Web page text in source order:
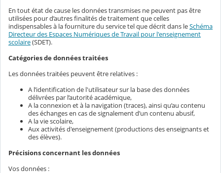
En tout état de cause les données transmises ne peuvent pas être
utilisées pour d’autres finalités de traitement que celles
indispensables à la fourniture du service tel que décrit dans leSchéma
Directeur des Espaces Numériques de Travail pour l'enseignement
scolaire(SDET).
Catégories de données traitées
Les données traitées peuvent être relatives :
A l’identification de l'utilisateur sur la base des données
délivrées par l’autorité académique,
A la connexion et à la navigation (traces), ainsi qu’au contenu
des échanges en cas de signalement d’un contenu abusif,
A la vie scolaire,
Aux activités d'enseignement (productions des enseignants et
des élèves).
Précisions concernant les données
Vos données :